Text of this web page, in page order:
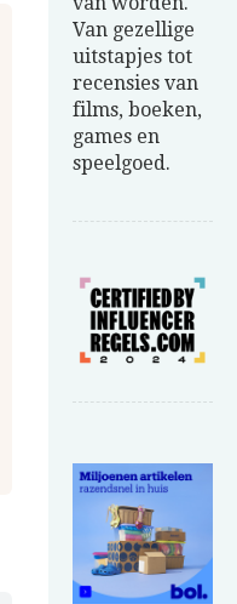
Van gezellige
uitstapjes tot
recensies van
films, boeken,
games en
speelgoed.